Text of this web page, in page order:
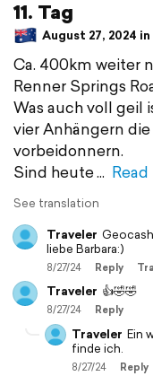
11. Tag
August 27, 2024
Ca. 400km weiter
Renner Springs
Was auch voll geil
vier Anhängern
vorbeidonnern.
Sind heute
See translation
Traveler
liebe Barbara:)
8/27/24 Reply
Traveler 👍🤣🤣
8/27/24 Reply
Traveler Ein
finde ich.
8/27/24 Reply